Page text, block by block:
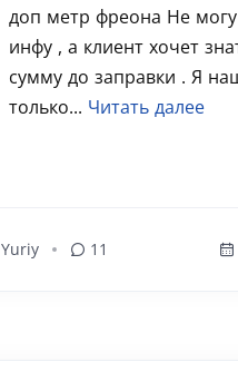
доп метр фреона Не
инфу , а клиент хочет
сумму до заправки . Я
только... Читать далее
Yuriy 11